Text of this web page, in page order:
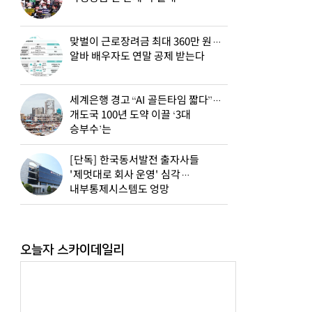
맞벌이 근로장려금 최대 360만 원…
알바 배우자도 연말 공제 받는다
세계은행 경고 “AI 골든타임 짧다”…
개도국 100년 도약 이끌 ‘3대
승부수’는
[단독] 한국동서발전 출자사들
'제멋대로 회사 운영' 심각…
내부통제시스템도 엉망
오늘자 스카이데일리